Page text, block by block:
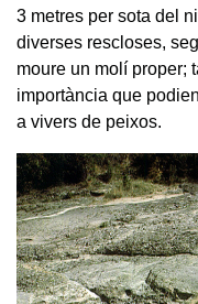
3 metres per sota del
diverses rescloses,
moure un molí proper;
importància que
a vivers de peixos.